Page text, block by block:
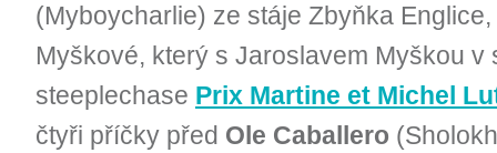
(Myboycharlie) ze stáje Zbyňka
Myškové, který s Jaroslavem Myškou v
steeplechase Prix Martine et Michel
čtyři příčky před Ole Caballero